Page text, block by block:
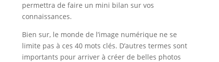
permettra de faire un mini bilan sur vos
connaissances.
Bien sur, le monde de l’image numérique ne se
limite pas à ces 40 mots clés. D’autres termes sont
importants pour arriver à créer de belles photos